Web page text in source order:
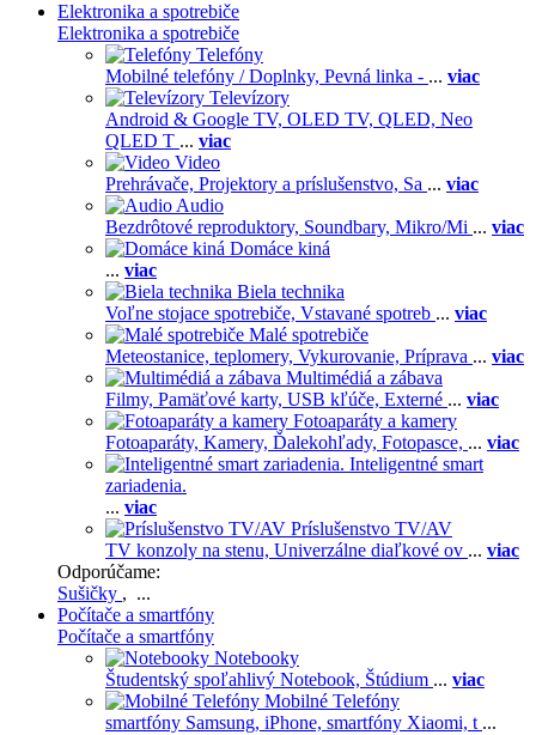
Elektronika a spotrebiče
Elektronika a spotrebiče
Telefóny
Mobilné telefóny / Doplnky, Pevná linka - ... viac
Televízory
Android & Google TV, OLED TV, QLED, Neo
QLED T ... viac
Video
Prehrávače, Projektory a príslušenstvo, Sa ... viac
Audio
Bezdrôtové reproduktory, Soundbary, Mikro/Mi ... viac
Domáce kiná
... viac
Biela technika
Voľne stojace spotrebiče, Vstavané spotreb ... viac
Malé spotrebiče
Meteostanice, teplomery, Vykurovanie, Príprava ... viac
Multimédiá a zábava
Filmy, Pamäťové karty, USB kľúče, Externé ... viac
Fotoaparáty a kamery
Fotoaparáty, Kamery, Ďalekohľady, Fotopasce, ... viac
Inteligentné smart
zariadenia.
... viac
Príslušenstvo TV/AV
TV konzoly na stenu, Univerzálne diaľkové ov ... viac
Odporúčame:
Sušičky , ...
Počítače a smartfóny
Počítače a smartfóny
Notebooky
Študentský spoľahlivý Notebook, Štúdium ... viac
Mobilné Telefóny
smartfóny Samsung, iPhone, smartfóny Xiaomi, t ...